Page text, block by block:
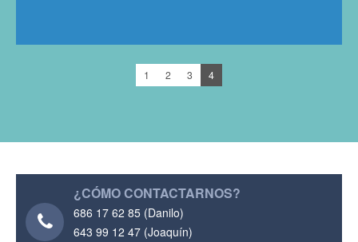
1 2 3 4
¿CÓMO CONTACTARNOS?
686 17 62 85 (Danilo)
643 99 12 47 (Joaquín)